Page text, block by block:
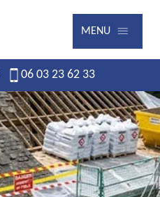
MENU
06 03 23 62 33